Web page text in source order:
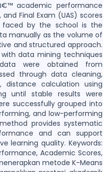
academic performance
Final Exam (UAS) scores
faced by the school is the
manually as the volume of
and structured approach.
data mining techniques
were obtained from
through data cleaning,
calculation using
until stable results were
successfully grouped into
and low-performing
provides systematic
and can support
learning quality. Keywords:
Academic Scores,
metode K-Means